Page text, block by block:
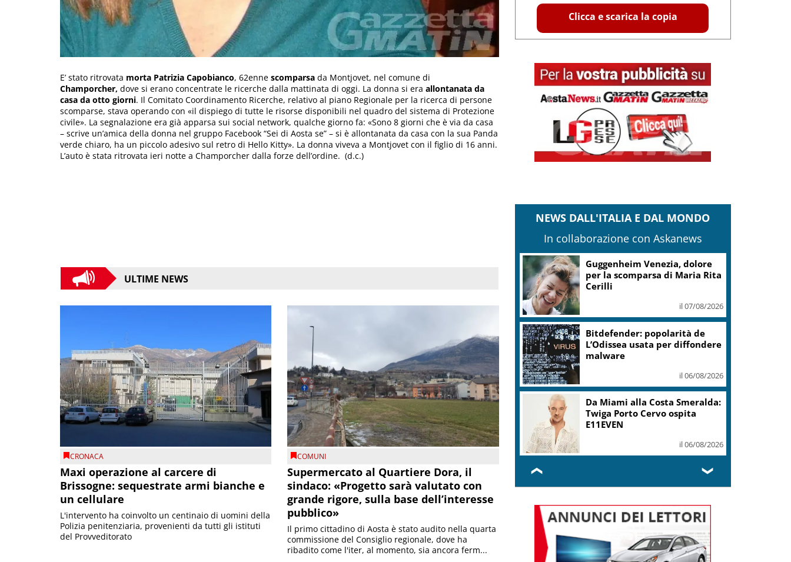
E’ stato ritrovata morta Patrizia Capobianco, 62enne scomparsa da Montjovet, nel comune di
Champorcher, dove si erano concentrate le ricerche dalla mattinata di oggi. La donna si era allontanata da
casa da otto giorni. Il Comitato Coordinamento Ricerche, relativo al piano Regionale per la ricerca di persone
scomparse, stava operando con «il dispiego di tutte le risorse disponibili nel quadro del sistema di Protezione
civile». La segnalazione era già apparsa sui social network, qualche giorno fa: «Sono 8 giorni che è via da casa
– scrive un’amica della donna nel gruppo Facebook “Sei di Aosta se” – si è allontanata da casa con la sua Panda
verde chiaro, ha un piccolo adesivo sul retro di Hello Kitty». La donna viveva a Montjovet con il figlio di 16 anni.
L’auto è stata ritrovata ieri notte a Champorcher dalla forze dell’ordine. (d.c.)
ULTIME NEWS
CRONACA
Maxi operazione al carcere di
Brissogne: sequestrate armi bianche e
un cellulare
L'intervento ha coinvolto un centinaio di uomini della
Polizia penitenziaria, provenienti da tutti gli istituti
del Provveditorato
COMUNI
Supermercato al Quartiere Dora, il
sindaco: «Progetto sarà valutato con
grande rigore, sulla base dell’interesse
pubblico»
Il primo cittadino di Aosta è stato audito nella quarta
commissione del Consiglio regionale, dove ha
ribadito come l'iter, al momento, sia ancora ferm...
Clicca e scarica la copia
NEWS DALL'ITALIA E DAL MONDO
In collaborazione con Askanews
Guggenheim Venezia, dolore
per la scomparsa di Maria Rita
Cerilli
il 07/08/2026
Bitdefender: popolarità de
L’Odissea usata per diffondere
malware
il 06/08/2026
Da Miami alla Costa Smeralda:
Twiga Porto Cervo ospita
E11EVEN
il 06/08/2026
❮ ❯